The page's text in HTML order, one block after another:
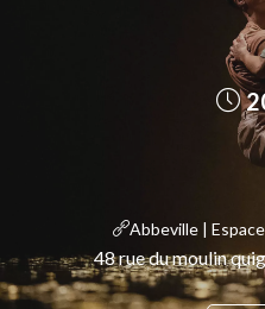
Abbeville |
48 rue du moulin